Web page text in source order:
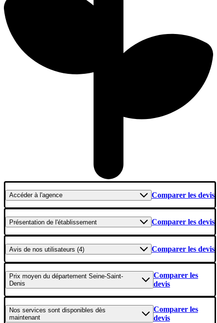
Accéderà l'agence Comparer les devis
Présentation de l'établissement Comparer les devis
Avis de nos utilisateurs (4) Comparer les devis
Prix moyen du département Seine-Saint-
Denis
Comparer les
devis
Nos services sont disponibles dès
maintenant
Comparer les
devis